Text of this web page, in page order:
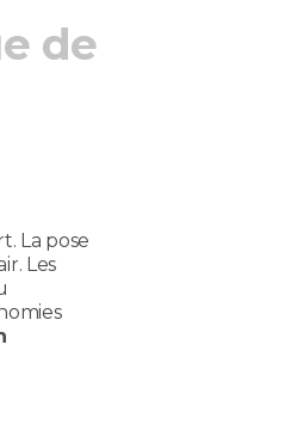
de
La pose
Les